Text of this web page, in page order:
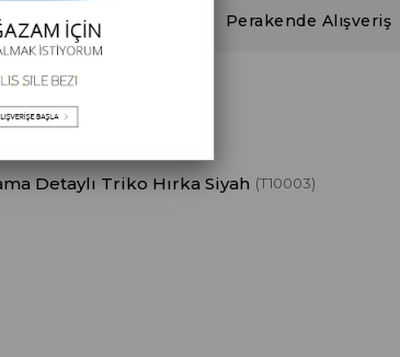
Giyim 2026 Katalog Perakende Alışveriş
/ Kış Dış Giyim Modelleri
Detaylı Triko Hırka Siyah (T10003)